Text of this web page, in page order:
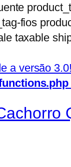
fios
taxable
a versão